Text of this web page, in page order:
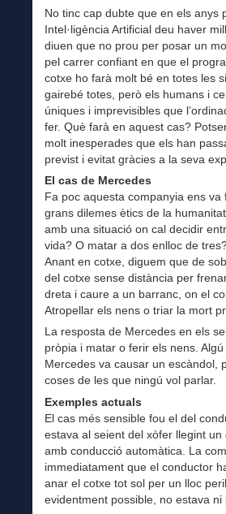
No tinc cap dubte que en els anys
Intel·ligència Artificial deu haver
diuen que no prou per posar un
pel carrer confiant en que el
cotxe ho farà molt bé en totes les
gairebé totes, però els humans i
úniques i imprevisibles que
fer. Què farà en aquest cas?
molt inesperades que els han
previst i evitat gràcies a la seva
El cas de Mercedes
Fa poc aquesta companyia ens
grans dilemes ètics de la
amb una situació on cal decidir
vida? O matar a dos enlloc de
Anant en cotxe, diguem que de
del cotxe sense distància per
dreta i caure a un barranc, on el
Atropellar els nens o triar la mort
La resposta de Mercedes en els
pròpia i matar o ferir els nens.
Mercedes va causar un escàndol,
coses de les que ningú vol parlar.
Exemples actuals
El cas més sensible fou el del
estava al seient del xòfer llegint
amb conducció automàtica. La
immediatament que el conductor
anar el cotxe tot sol per un lloc
evidentment possible, no estava ni